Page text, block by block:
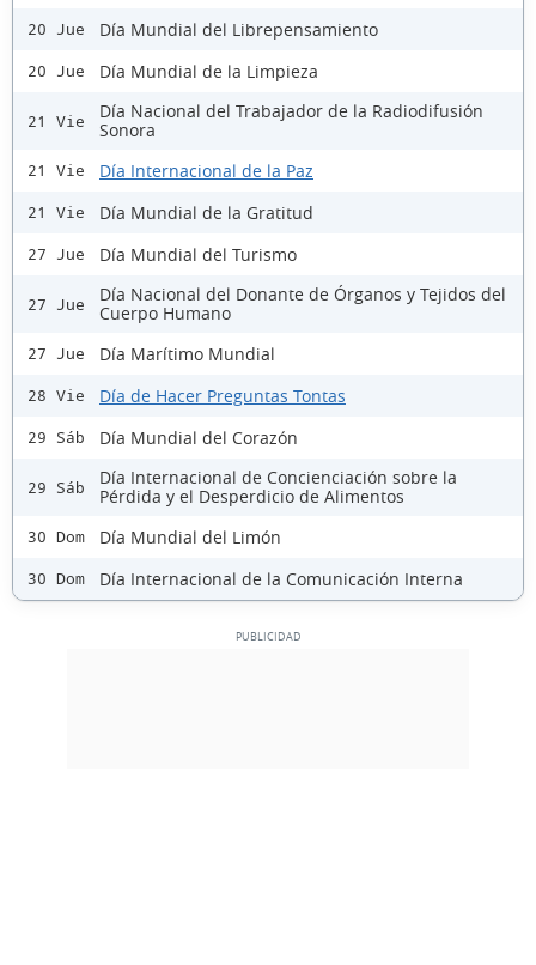
20 Jue Día Mundial del Librepensamiento
20 Jue Día Mundial de la Limpieza
21 Vie
Día Nacional del Trabajador de la Radiodifusión
Sonora
21 Vie Día Internacional de la Paz
21 Vie Día Mundial de la Gratitud
27 Jue Día Mundial del Turismo
27 Jue
Día Nacional del Donante de Órganos y Tejidos del
Cuerpo Humano
27 Jue Día Marítimo Mundial
28 Vie Día de Hacer Preguntas Tontas
29 Sáb Día Mundial del Corazón
29 Sáb
Día Internacional de Concienciación sobre la
Pérdida y el Desperdicio de Alimentos
30 Dom Día Mundial del Limón
30 Dom Día Internacional de la Comunicación Interna